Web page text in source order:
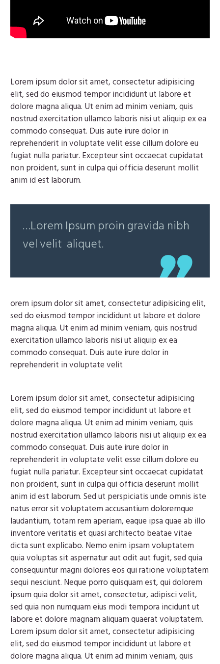
Lorem ipsum dolor sit amet, consectetur adipisicing
elit, sed do eiusmod tempor incididunt ut labore et
dolore magna aliqua. Ut enim ad minim veniam, quis
nostrud exercitation ullamco laboris nisi ut aliquip ex ea
commodo consequat. Duis aute irure dolor in
reprehenderit in voluptate velit esse cillum dolore eu
fugiat nulla pariatur. Excepteur sint occaecat cupidatat
non proident, sunt in culpa qui officia deserunt mollit
anim id est laborum.
…Lorem Ipsum proin gravida nibh
vel velit aliquet.
orem ipsum dolor sit amet, consectetur adipisicing elit,
sed do eiusmod tempor incididunt ut labore et dolore
magna aliqua. Ut enim ad minim veniam, quis nostrud
exercitation ullamco laboris nisi ut aliquip ex ea
commodo consequat. Duis aute irure dolor in
reprehenderit in voluptate velit
Lorem ipsum dolor sit amet, consectetur adipisicing
elit, sed do eiusmod tempor incididunt ut labore et
dolore magna aliqua. Ut enim ad minim veniam, quis
nostrud exercitation ullamco laboris nisi ut aliquip ex ea
commodo consequat. Duis aute irure dolor in
reprehenderit in voluptate velit esse cillum dolore eu
fugiat nulla pariatur. Excepteur sint occaecat cupidatat
non proident, sunt in culpa qui officia deserunt mollit
anim id est laborum. Sed ut perspiciatis unde omnis iste
natus error sit voluptatem accusantium doloremque
laudantium, totam rem aperiam, eaque ipsa quae ab illo
inventore veritatis et quasi architecto beatae vitae
dicta sunt explicabo. Nemo enim ipsam voluptatem
quia voluptas sit aspernatur aut odit aut fugit, sed quia
consequuntur magni dolores eos qui ratione voluptatem
sequi nesciunt. Neque porro quisquam est, qui dolorem
ipsum quia dolor sit amet, consectetur, adipisci velit,
sed quia non numquam eius modi tempora incidunt ut
labore et dolore magnam aliquam quaerat voluptatem.
Lorem ipsum dolor sit amet, consectetur adipisicing
elit, sed do eiusmod tempor incididunt ut labore et
dolore magna aliqua. Ut enim ad minim veniam, quis